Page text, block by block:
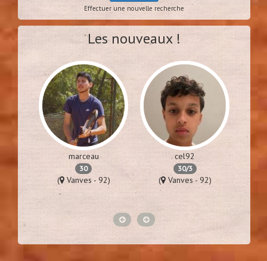
Effectuer une nouvelle recherche
Les nouveaux !
marceau
30
( Vanves - 92)
cel92
30/3
( Vanves - 92)